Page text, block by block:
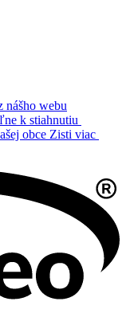
nášho webu
k stiahnutiu
obce Zisti viac